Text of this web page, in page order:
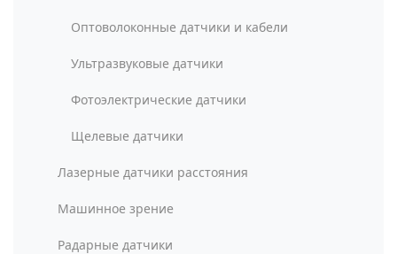
Оптоволоконные датчики и кабели
Ультразвуковые датчики
Фотоэлектрические датчики
Щелевые датчики
Лазерные датчики расстояния
Машинное зрение
Радарные датчики